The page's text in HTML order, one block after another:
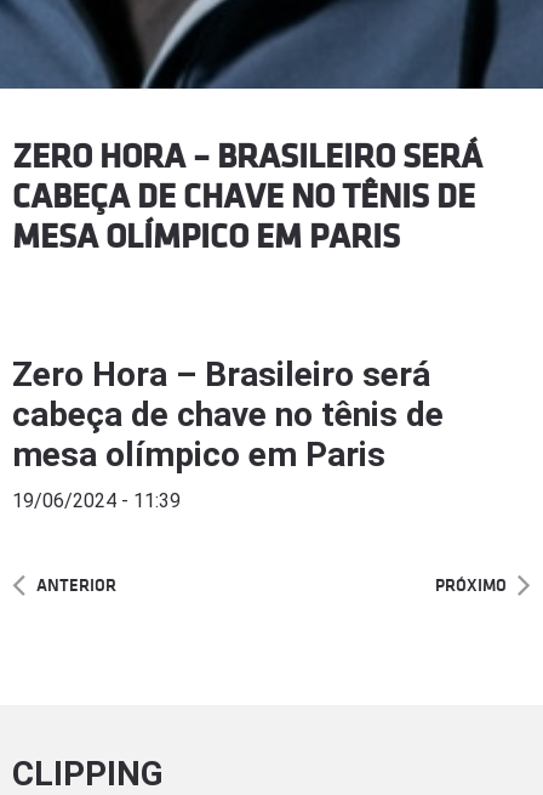
ZERO HORA – BRASILEIRO SERÁ
CABEÇA DE CHAVE NO TÊNIS DE
MESA OLÍMPICO EM PARIS
Zero Hora – Brasileiro será
cabeça de chave no tênis de
mesa olímpico em Paris
19/06/2024 - 11:39
ANTERIOR PRÓXIMO
CLIPPING